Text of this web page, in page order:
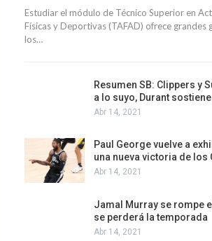
Estudiar el módulo de Técnico Superior en
Físicas y Deportivas (TAFAD) ofrece grandes
los…
Resumen SB: Clippers y
a lo suyo, Durant
Abr 14, 2021
Paul George vuelve a
una nueva victoria de los
Abr 14, 2021
Jamal Murray se rompe
se perderá la temporada
Abr 14, 2021